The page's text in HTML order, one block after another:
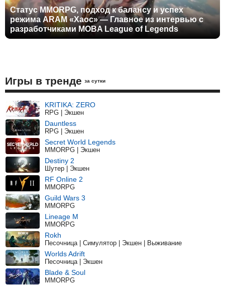
Статус MMORPG, подход к балансу и успех
режима ARAM «Хаос» — Главное из интервью с
разработчиками MOBA League of Legends
Игры в тренде за сутки
KRITIKA: ZERO
RPG | Экшен
Dauntless
RPG | Экшен
Secret World Legends
MMORPG | Экшен
Destiny 2
Шутер | Экшен
RF Online 2
MMORPG
Guild Wars 3
MMORPG
Lineage M
MMORPG
Rokh
Песочница | Симулятор | Экшен | Выживание
Worlds Adrift
Песочница | Экшен
Blade & Soul
MMORPG